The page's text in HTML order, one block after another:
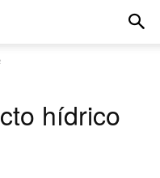
hídrico